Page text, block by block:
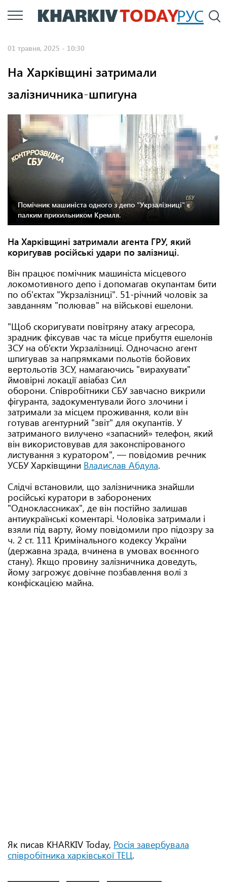
Перейти
до
РУС
01 травня, 2025 - 10:30
На Харківщині затримали
залізничника-шпигуна
Помічник машиніста одного з депо "Укрзалізниці" є
палким прихильником Кремля.
На Харківщині затримали агента ГРУ, який
коригував російські удари по залізниці.
Він працює помічник машиніста місцевого
локомотивного депо і допомагав окупантам бити
по об'єктах "Укрзалізниці". 51-річний чоловік за
завданням "полював" на військові ешелони.
"Щоб скоригувати повітряну атаку агресора,
зрадник фіксував час та місце прибуття ешелонів
ЗСУ на об’єкти Укрзалізниці. Одночасно агент
шпигував за напрямками польотів бойових
вертольотів ЗСУ, намагаючись "вирахувати"
ймовірні локації авіабаз Сил
оборони. Співробітники СБУ завчасно викрили
фігуранта, задокументували його злочини і
затримали за місцем проживання, коли він
готував агентурний "звіт" для окупантів. У
затриманого вилучено «запасний» телефон, який
він використовував для законспірованого
листування з куратором", — повідомив речник
УСБУ Харківщини Владислав Абдула.
Слідчі встановили, що залізничника знайшли
російські куратори в заборонених
"Одноклассниках", де він постійно залишав
антиукраїнські коментарі. Чоловіка затримали і
взяли під варту, йому повідомили про підозру за
ч. 2 ст. 111 Кримінального кодексу України
(державна зрада, вчинена в умовах воєнного
стану). Якщо провину залізничника доведуть,
йому загрожує довічне позбавлення волі з
конфіскацією майна.
Як писав KHARKIV Today, Росія завербувала
співробітника харківської ТЕЦ.